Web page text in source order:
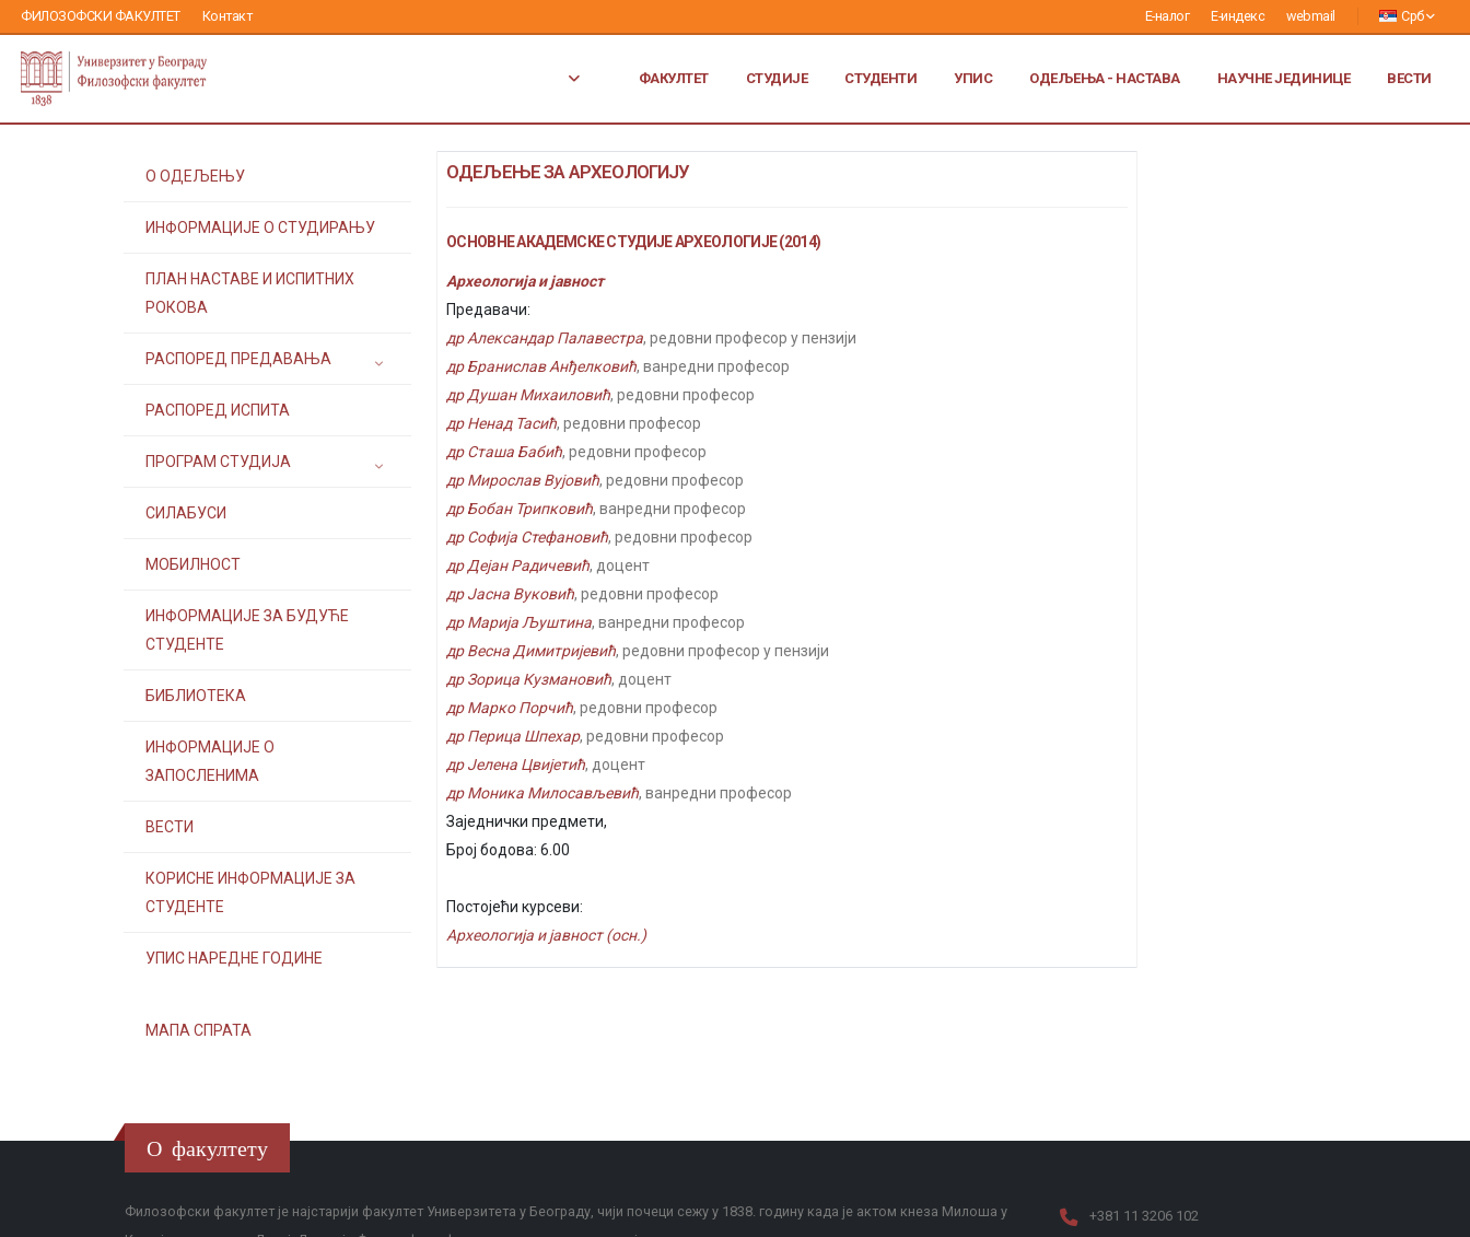
ФИЛОЗОФСКИ ФАКУЛТЕТ Контакт Е-налог Е-индекс webmail Срб
ФАКУЛТЕТ СТУДИЈЕ СТУДЕНТИ УПИС ОДЕЉЕЊА - НАСТАВА НАУЧНЕ ЈЕДИНИЦЕ ВЕСТИ
О ОДЕЉЕЊУ
ИНФОРМАЦИЈЕ О СТУДИРАЊУ
ПЛАН НАСТАВЕ И ИСПИТНИХ
РОКОВА
РАСПОРЕД ПРЕДАВАЊА
РАСПОРЕД ИСПИТА
ПРОГРАМ СТУДИЈА
СИЛАБУСИ
МОБИЛНОСТ
ИНФОРМАЦИЈЕ ЗА БУДУЋЕ
СТУДЕНТЕ
БИБЛИОТЕКА
ИНФОРМАЦИЈЕ О
ЗАПОСЛЕНИМА
ВЕСТИ
КОРИСНЕ ИНФОРМАЦИЈЕ ЗА
СТУДЕНТЕ
УПИС НАРЕДНЕ ГОДИНЕ
МАПА СПРАТА
ОДЕЉЕЊЕ ЗА АРХЕОЛОГИЈУ
ОСНОВНЕ АКАДЕМСКЕ СТУДИЈЕ АРХЕОЛОГИЈЕ (2014)
Археологија и јавност
Предавачи:
др Александар Палавестра, редовни професор у пензији
др Бранислав Анђелковић, ванредни професор
др Душан Михаиловић, редовни професор
др Ненад Тасић, редовни професор
др Сташа Бабић, редовни професор
др Мирослав Вујовић, редовни професор
др Бобан Трипковић, ванредни професор
др Софија Стефановић, редовни професор
др Дејан Радичевић, доцент
др Јасна Вуковић, редовни професор
др Марија Љуштина, ванредни професор
др Весна Димитријевић, редовни професор у пензији
др Зорица Кузмановић, доцент
др Марко Порчић, редовни професор
др Перица Шпехар, редовни професор
др Јелена Цвијетић, доцент
др Моника Милосављевић, ванредни професор
Заједнички предмети,
Број бодова: 6.00
Постојећи курсеви:
Археологија и јавност (осн.)
О факултету
Филозофски факултет је најстарији факултет Универзитета у Београду, чији почеци сежу у 1838. годину када је актом кнеза Милоша у
+381 11 3206 102